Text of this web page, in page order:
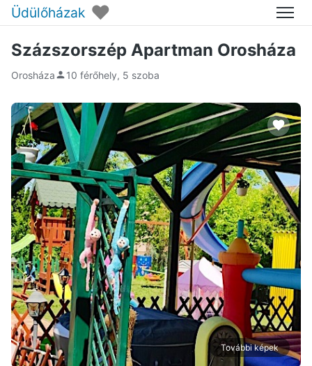
Üdülőházak ♥ Menü
Százszorszép Apartman Orosháza
Orosháza 10 férőhely, 5 szoba
További képek